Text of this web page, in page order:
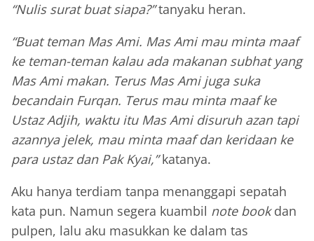
“Nulis surat buat siapa?”tanyaku heran.
“Buat teman Mas Ami. Mas Ami mau minta maaf
ke teman-teman kalau ada makanan subhat yang
Mas Ami makan. Terus Mas Ami juga suka
becandain Furqan. Terus mau minta maaf ke
Ustaz Adjih, waktu itu Mas Ami disuruh azan tapi
azannya jelek, mau minta maaf dan keridaan ke
para ustaz dan Pak Kyai,”katanya.
Aku hanya terdiam tanpa menanggapi sepatah
kata pun. Namun segera kuambil note bookdan
pulpen, lalu aku masukkan ke dalam tas